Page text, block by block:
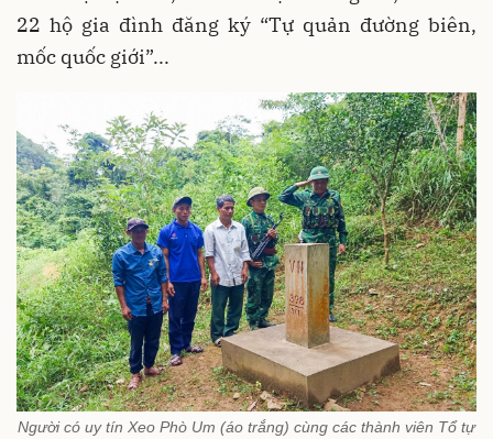
22 hộ gia đình đăng ký “Tự quản đường biên,
mốc quốc giới”...
Người có uy tín Xeo Phò Um (áo trắng) cùng các thành viên Tổ tự